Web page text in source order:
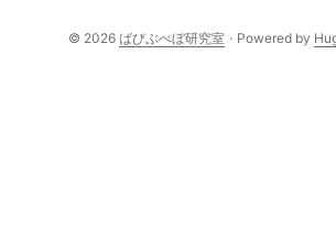
© 2026 ばびぶべぼ研究室 · Powered by